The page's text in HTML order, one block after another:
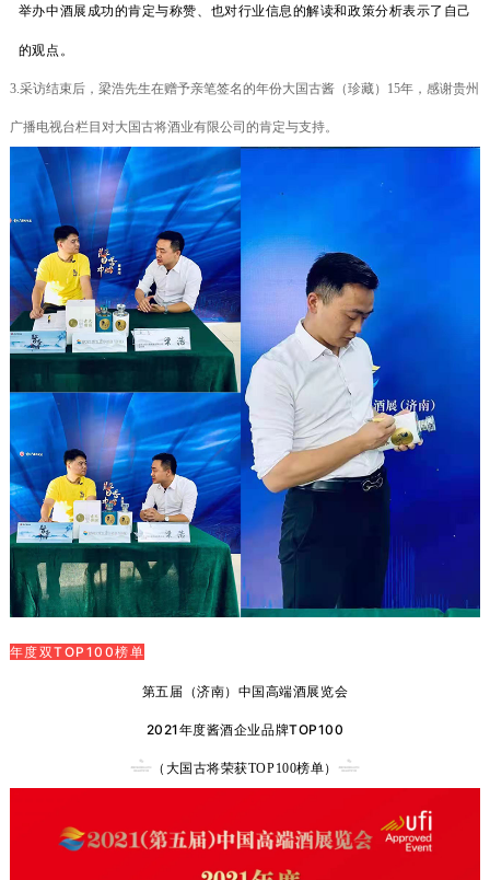
举办中酒展成功的肯定与称赞、 也对行业信息的解读和政策分析表示了自己
的观点。
3.采访结束后，梁浩先生在赠予亲笔签名的年份大国古酱（珍藏） 15年，感谢贵州
广播电视台栏目对大国古将酒业有限公司的肯定与支持。
年度双TOP100榜单
第五届（济南）中国高端酒展览会
2021年度酱酒企业品牌TOP100
（大国古将荣获TOP100榜单）